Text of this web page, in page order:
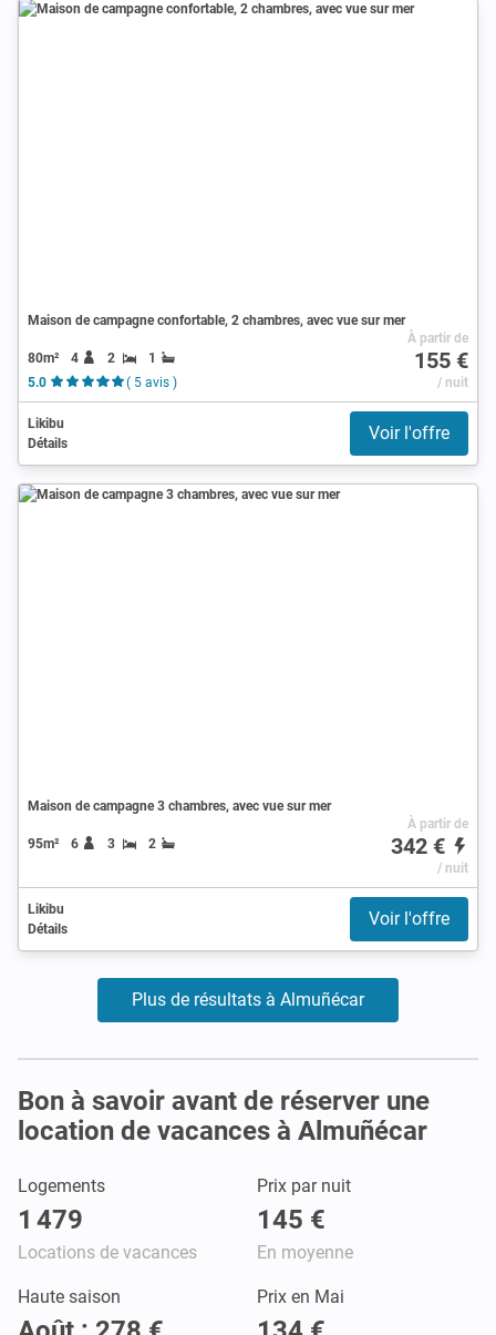
Maison de campagne confortable, 2 chambres, avec vue sur mer
80m² 4 2
1
5.0
( 5 avis )
À partir de
155 €
/ nuit
Likibu
Détails
Voir l'offre
Maison de campagne 3 chambres, avec vue sur mer
95m² 6 3 2
À partir de
342 €
/ nuit
Likibu
Détails
Voir l'offre
Plus de résultats à Almuñécar
Bon à savoir avant de réserver une
location de vacances à Almuñécar
Logements
1 479
Locations de vacances
Prix par nuit
145 €
En moyenne
Haute saison Prix en Mai